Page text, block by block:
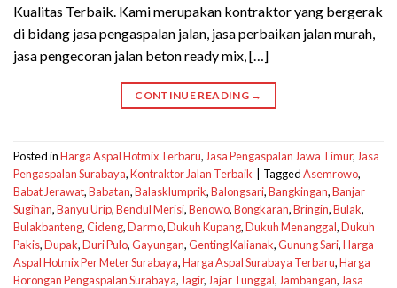
Kualitas Terbaik. Kami merupakan kontraktor yang bergerak
di bidang jasa pengaspalan jalan, jasa perbaikan jalan murah,
jasa pengecoran jalan beton ready mix, […]
CONTINUE READING →
Posted inHarga Aspal Hotmix Terbaru, Jasa Pengaspalan Jawa Timur, Jasa
Pengaspalan Surabaya,Kontraktor Jalan Terbaik TaggedAsemrowo,
Babat Jerawat,Babatan,Balasklumprik,Balongsari,Bangkingan,Banjar
Sugihan,Banyu Urip,Bendul Merisi,Benowo,Bongkaran,Bringin,Bulak,
Bulakbanteng,Cideng,Darmo,Dukuh Kupang,Dukuh Menanggal,Dukuh
Pakis,Dupak,Duri Pulo,Gayungan,Genting Kalianak,Gunung Sari,Harga
Aspal Hotmix Per Meter Surabaya,Harga Aspal Surabaya Terbaru,Harga
Borongan Pengaspalan Surabaya, Jagir, Jajar Tunggal, Jambangan, Jasa